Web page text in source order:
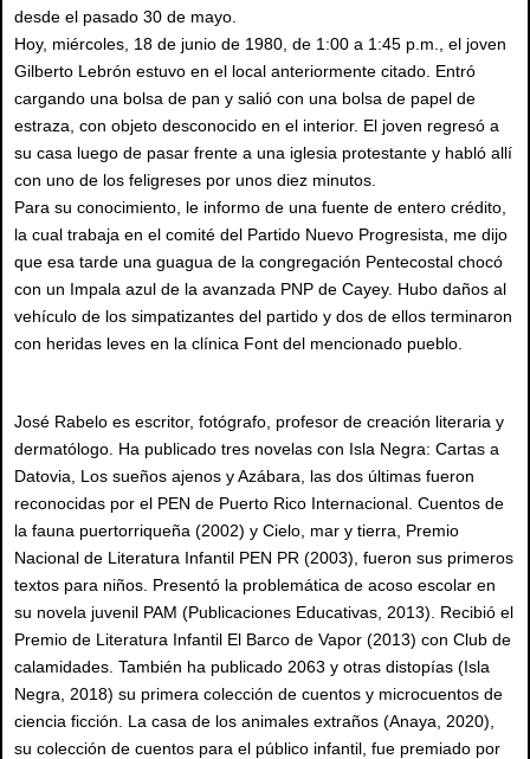
desde el pasado 30 de mayo.
Hoy, miércoles, 18 de junio de 1980, de 1:00 a 1:45 p.m., el joven
Gilberto Lebrón estuvo en el local anteriormente citado. Entró
cargando una bolsa de pan y salió con una bolsa de papel de
estraza, con objeto desconocido en el interior. El joven regresó a
su casa luego de pasar frente a una iglesia protestante y habló allí
con uno de los feligreses por unos diez minutos.
Para su conocimiento, le informo de una fuente de entero crédito,
la cual trabaja en el comité del Partido Nuevo Progresista, me dijo
que esa tarde una guagua de la congregación Pentecostal chocó
con un Impala azul de la avanzada PNP de Cayey. Hubo daños al
vehículo de los simpatizantes del partido y dos de ellos terminaron
con heridas leves en la clínica Font del mencionado pueblo.
José Rabelo es escritor, fotógrafo, profesor de creación literaria y
dermatólogo. Ha publicado tres novelas con Isla Negra: Cartas a
Datovia, Los sueños ajenos y Azábara, las dos últimas fueron
reconocidas por el PEN de Puerto Rico Internacional. Cuentos de
la fauna puertorriqueña (2002) y Cielo, mar y tierra, Premio
Nacional de Literatura Infantil PEN PR (2003), fueron sus primeros
textos para niños. Presentó la problemática de acoso escolar en
su novela juvenil PAM (Publicaciones Educativas, 2013). Recibió el
Premio de Literatura Infantil El Barco de Vapor (2013) con Club de
calamidades. También ha publicado 2063 y otras distopías (Isla
Negra, 2018) su primera colección de cuentos y microcuentos de
ciencia ficción. La casa de los animales extraños (Anaya, 2020),
su colección de cuentos para el público infantil, fue premiado por